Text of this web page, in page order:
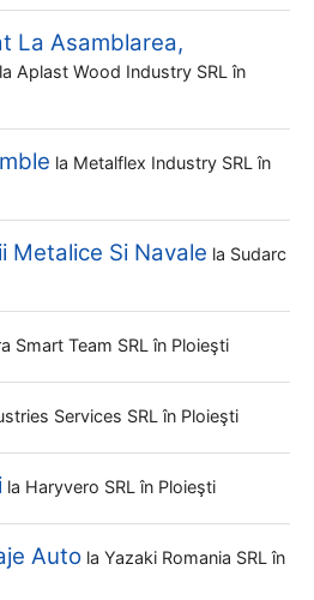
La Asamblarea,
la Aplast Wood Industry SRL în
la Metalflex Industry SRL în
Metalice Si Navale la Sudarc
Smart Team SRL în Ploieşti
Services SRL în Ploieşti
la Haryvero SRL în Ploieşti
Auto la Yazaki Romania SRL în